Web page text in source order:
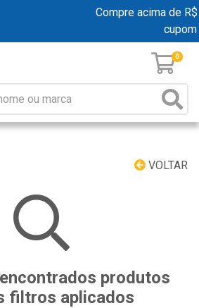
Compre acima de
cupom
0
VOLTAR
produtos
filtros aplicados